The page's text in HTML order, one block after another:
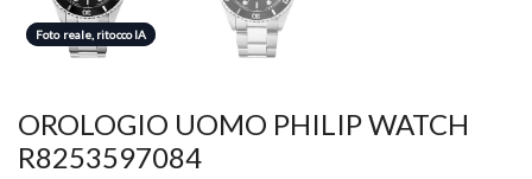
Foto reale, ritocco IA
Foto reale, ritocco IA
OROLOGIO UOMO PHILIP WATCH
R8253597084